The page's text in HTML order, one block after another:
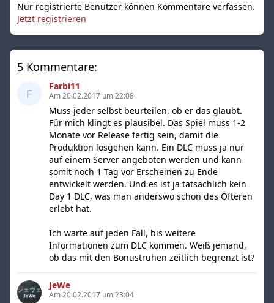
Nur registrierte Benutzer können Kommentare verfassen.
Jetzt registrieren
5 Kommentare:
Farbi11
Am 20.02.2017 um 22:08
Muss jeder selbst beurteilen, ob er das glaubt.
Für mich klingt es plausibel. Das Spiel muss 1-2
Monate vor Release fertig sein, damit die
Produktion losgehen kann. Ein DLC muss ja nur
auf einem Server angeboten werden und kann
somit noch 1 Tag vor Erscheinen zu Ende
entwickelt werden. Und es ist ja tatsächlich kein
Day 1 DLC, was man anderswo schon des Öfteren
erlebt hat.
Ich warte auf jeden Fall, bis weitere
Informationen zum DLC kommen. Weiß jemand,
ob das mit den Bonustruhen zeitlich begrenzt ist?
JeWe
Am 20.02.2017 um 23:04